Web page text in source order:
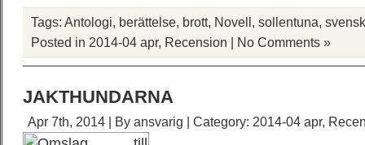
Tags: Antologi berättelse brott, Novell sollentuna svensk
Posted in 2014-04 apr, Recension | No Comments »
JAKTHUNDARNA
Apr 7th, 2014 | By ansvarig | Category: 2014-04 apr,